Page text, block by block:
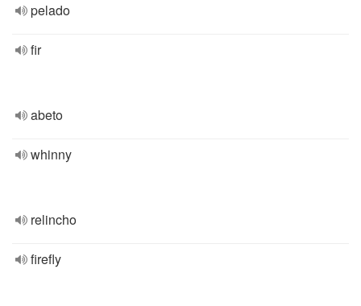
pelado
fir
abeto
whinny
relincho
firefly